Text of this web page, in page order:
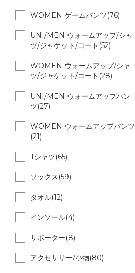
WOMEN ゲームパンツ(76)
UNI/MEN ウォームアップ/シャ
ツ/ジャケット/コート(52)
WOMEN ウォームアップ/シャ
ツ/ジャケット/コート(28)
UNI/MEN ウォームアップパン
ツ(27)
WOMEN ウォームアップパンツ
(21)
Tシャツ(65)
ソックス(59)
タオル(12)
インソール(4)
サポーター(8)
アクセサリー/小物(80)